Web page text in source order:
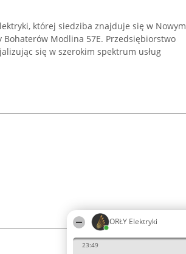
ORŁY Elektryki
23:49
której siedziba znajduje się w Nowym
Modlina 57E. Przedsiębiorstwo
się w szerokim spektrum usług